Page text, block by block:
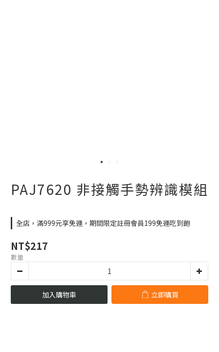
PAJ7620 非接觸手勢辨識模組
全店，滿999元享免運，期間限定註冊會員199免運吃到飽
NT$217
數量
加入購物車 立即購買